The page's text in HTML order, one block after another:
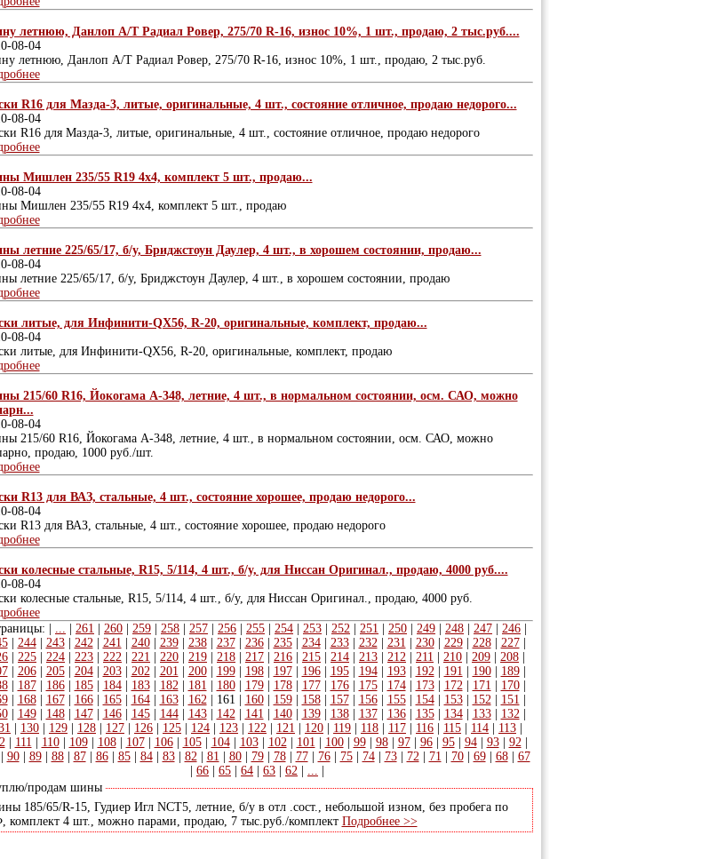
летнюю, Данлоп А/Т Радиал Ровер, 275/70 R-16, износ 10%, 1 шт., продаю, 2 тыс.руб....
08-04
летнюю, Данлоп А/Т Радиал Ровер, 275/70 R-16, износ 10%, 1 шт., продаю, 2 тыс.руб.
R16 для Мазда-3, литые, оригинальные, 4 шт., состояние отличное, продаю недорого...
08-04
R16 для Мазда-3, литые, оригинальные, 4 шт., состояние отличное, продаю недорого
Мишлен 235/55 R19 4х4, комплект 5 шт., продаю...
08-04
Мишлен 235/55 R19 4х4, комплект 5 шт., продаю
летние 225/65/17, б/у, Бриджстоун Даулер, 4 шт., в хорошем состоянии, продаю...
08-04
летние 225/65/17, б/у, Бриджстоун Даулер, 4 шт., в хорошем состоянии, продаю
литые, для Инфинити-QX56, R-20, оригинальные, комплект, продаю...
08-04
литые, для Инфинити-QX56, R-20, оригинальные, комплект, продаю
215/60 R16, Йокогама А-348, летние, 4 шт., в нормальном состоянии, осм. САО, можно
08-04
215/60 R16, Йокогама А-348, летние, 4 шт., в нормальном состоянии, осм. САО, можно
продаю, 1000 руб./шт.
R13 для ВАЗ, стальные, 4 шт., состояние хорошее, продаю недорого...
08-04
R13 для ВАЗ, стальные, 4 шт., состояние хорошее, продаю недорого
колесные стальные, R15, 5/114, 4 шт., б/у, для Ниссан Оригинал., продаю, 4000 руб....
08-04
колесные стальные, R15, 5/114, 4 шт., б/у, для Ниссан Оригинал., продаю, 4000 руб.
| ... 261 260 259 258 257 256 255 254 253 252 251 250 249 248 247 246
| 244| 243| 242| 241 240| 239| 238| 237| 236| 235| 234| 233| 232| 231 230| 229| 228| 227|
225 224 223 222 221 220 219 218 217 216 215 214 213 212 211 210 209 208
| 206| 205| 204| 203| 202| 201 200| 199| 198| 197| 196| 195| 194| 193| 192| 191 190| 189|
| 187| 186| 185| 184| 183| 182| 181 180| 179| 178| 177| 176| 175| 174| 173| 172| 171 170|
| 168| 167| 166| 165| 164| 163| 162| 161 160| 159| 158| 157| 156| 155| 154| 153| 152| 151
| 149| 148| 147| 146| 145| 144| 143| 142| 141 140| 139| 138| 137| 136| 135| 134| 133| 132|
130 129 128 127 126 125 124 123 122 121 120 119 118 117 116 115 114 113
| 111 110| 109| 108| 107| 106| 105| 104| 103| 102| 101 100| 99| 98| 97| 96| 95| 94| 93| 92|
90| 89| 88| 87| 86| 85| 84| 83| 82| 81 80| 79| 78| 77| 76| 75| 74| 73| 72| 71 70| 69| 68| 67
66 65 64 63 62 ...
продам шины
185/65/R-15, Гудиер Игл NCT5, летние, б/у в отл .сост., небольшой изном, без пробега по
комплект 4 шт., можно парами, продаю, 7 тыс.руб./комплект Подробнее >>